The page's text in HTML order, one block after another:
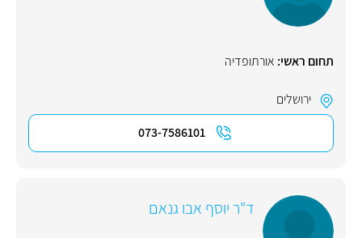
תחום ראשי: אורתופדיה
ירושלים
073-7586101
ד"ר יוסף אבו גנאם